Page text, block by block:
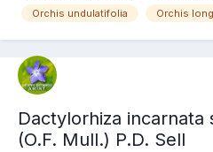
Etimologia Il nome del genere
Orchis undulatifolia Orchis
Dactylorhiza incarnata
(O.F. Mull.) P.D. Sell